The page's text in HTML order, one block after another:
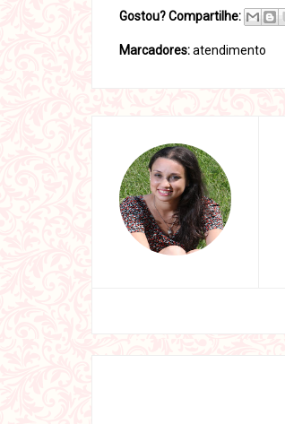
Gostou? Compartilhe:
Marcadores:atendimento